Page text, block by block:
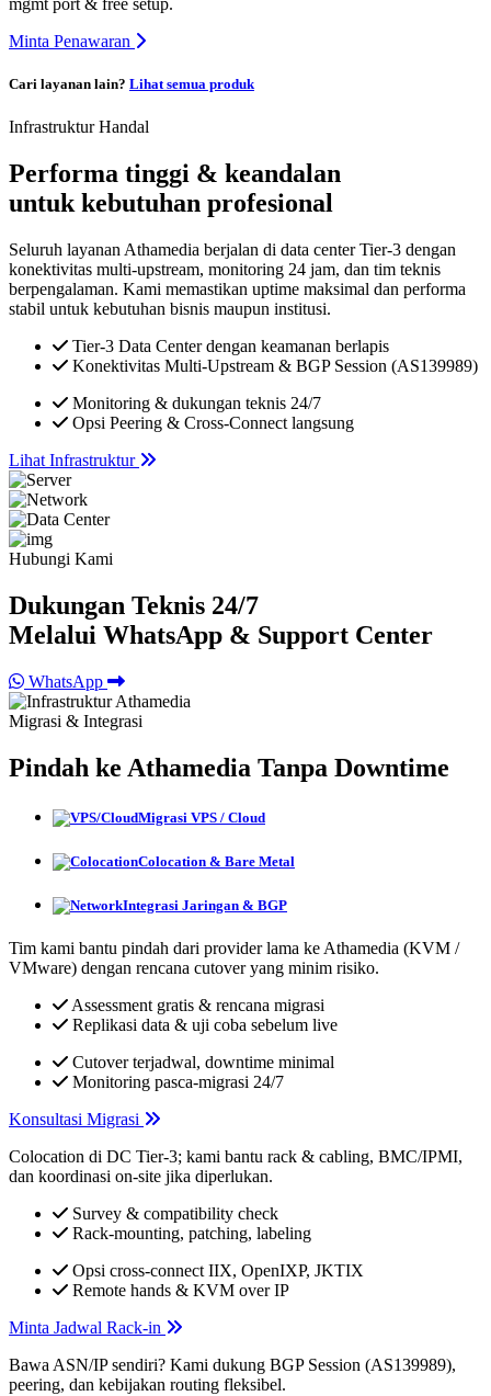
Minta Penawaran
Cari layanan lain? Lihat semua produk
Infrastruktur Handal
Performa tinggi & keandalan
untuk kebutuhan profesional
Seluruh layanan Athamedia berjalan di data center Tier-3 dengan
konektivitas multi-upstream, monitoring 24 jam, dan tim teknis
berpengalaman. Kami memastikan uptime maksimal dan performa
stabil untuk kebutuhan bisnis maupun institusi.
Tier-3 Data Center dengan keamanan berlapis
Konektivitas Multi-Upstream & BGP Session (AS139989)
Monitoring & dukungan teknis 24/7
Opsi Peering & Cross-Connect langsung
Lihat Infrastruktur
Hubungi Kami
Dukungan Teknis 24/7
Melalui WhatsApp & Support Center
WhatsApp
Migrasi & Integrasi
Pindah ke Athamedia Tanpa Downtime
Migrasi VPS / Cloud
Colocation & Bare Metal
Integrasi Jaringan & BGP
Tim kami bantu pindah dari provider lama ke Athamedia (KVM /
VMware) dengan rencana cutover yang minim risiko.
Assessment gratis & rencana migrasi
Replikasi data & uji coba sebelum live
Cutover terjadwal, downtime minimal
Monitoring pasca-migrasi 24/7
Konsultasi Migrasi
Colocation di DC Tier-3; kami bantu rack & cabling, BMC/IPMI,
dan koordinasi on-site jika diperlukan.
Survey & compatibility check
Rack-mounting, patching, labeling
Opsi cross-connect IIX, OpenIXP, JKTIX
Remote hands & KVM over IP
Minta Jadwal Rack-in
Bawa ASN/IP sendiri? Kami dukung BGP Session (AS139989),
peering, dan kebijakan routing fleksibel.